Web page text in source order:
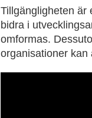
Tillgängligheten är
bidra i
omformas.
organisationer kan